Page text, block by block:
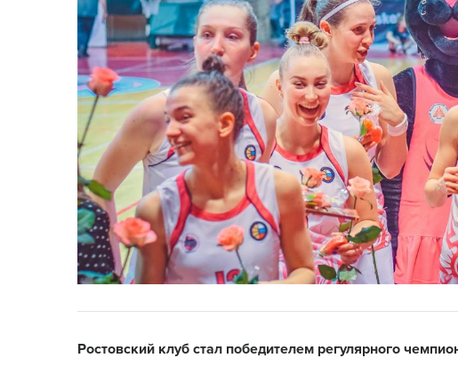
Ростовский клуб стал победителем регулярного